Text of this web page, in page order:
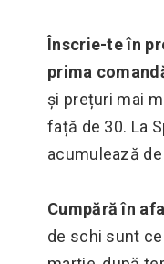
Înscrie-te în
prima
și prețuri mai
față de 30. La
acumulează
Cumpără în
de schi sunt